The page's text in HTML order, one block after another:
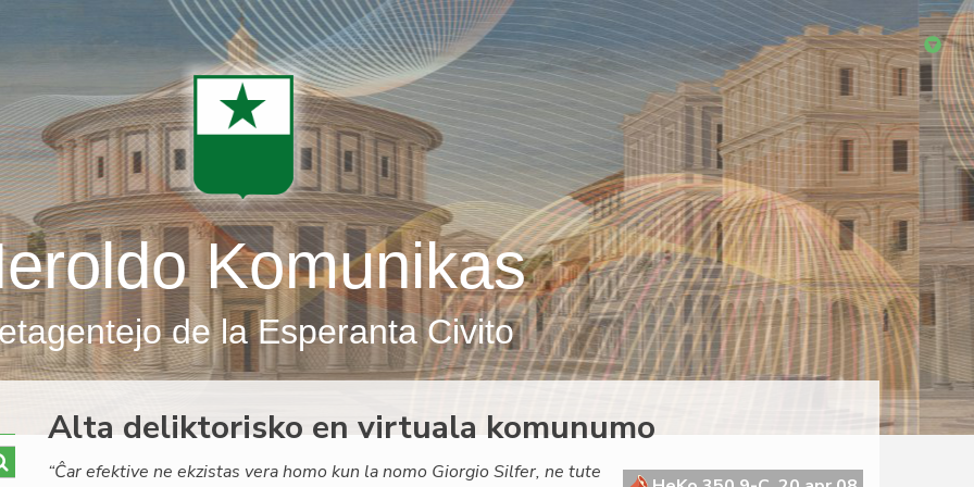
Komunikas
de la Esperanta Civito
Alta deliktorisko en virtuala komunumo
“Ĉar efektive ne ekzistas vera homo kun la nomo Giorgio Silfer, ne tute